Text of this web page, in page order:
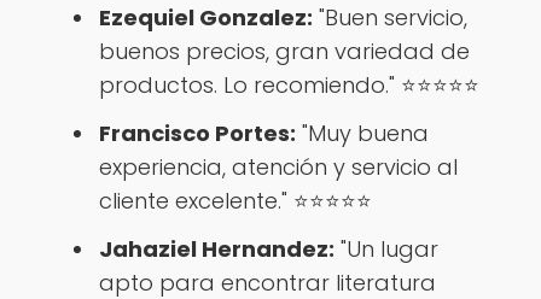
Ezequiel Gonzalez: "Buen servicio,
buenos precios, gran variedad de
productos. Lo recomiendo." ⭐⭐⭐⭐⭐
Francisco Portes: "Muy buena
experiencia, atención y servicio al
cliente excelente." ⭐⭐⭐⭐⭐
Jahaziel Hernandez: "Un lugar
apto para encontrar literatura